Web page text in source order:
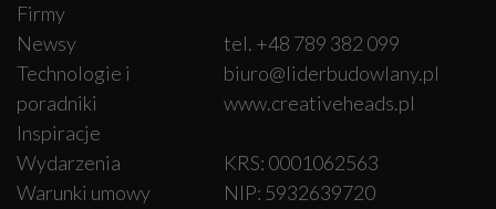
Firmy
Newsy
Technologie i
poradniki
Inspiracje
Wydarzenia
Warunki umowy
tel. +48 789 382 099
biuro@liderbudowlany.pl
www.creativeheads.pl
KRS: 0001062563
NIP: 5932639720